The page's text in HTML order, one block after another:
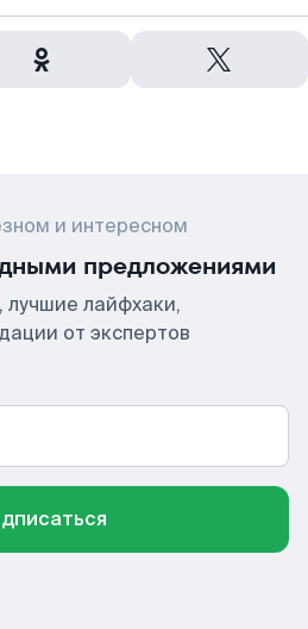
и интересном
предложениями
лайфхаки,
от экспертов